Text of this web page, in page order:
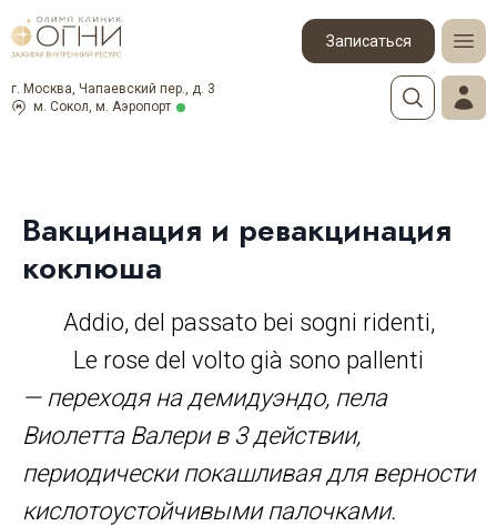
Записаться
м. Сокол, м. Аэропорт
г. Москва, Чапаевский пер., д. 3
Вакцинация и ревакцинация
коклюша
Addio, del passato bei sogni ridenti,
Le rose del volto già sono pallenti
— переходя на демидуэндо, пела
Виолетта Валери в 3 действии,
периодически покашливая для верности
кислотоустойчивыми палочками.